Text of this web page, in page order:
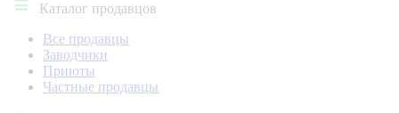
Каталог продавцов
Все продавцы
Заводчики
Приюты
Частные продавцы